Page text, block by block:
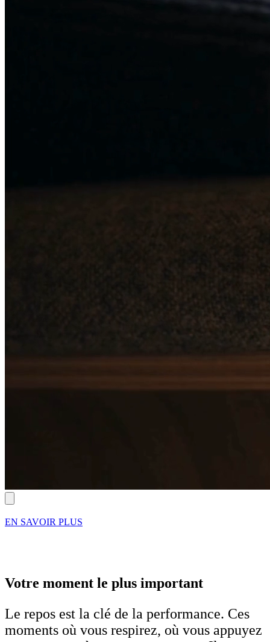
EN SAVOIR PLUS
Votre moment le plus important
Le repos est la clé de la performance. Ces
moments où vous respirez, où vous appuyez